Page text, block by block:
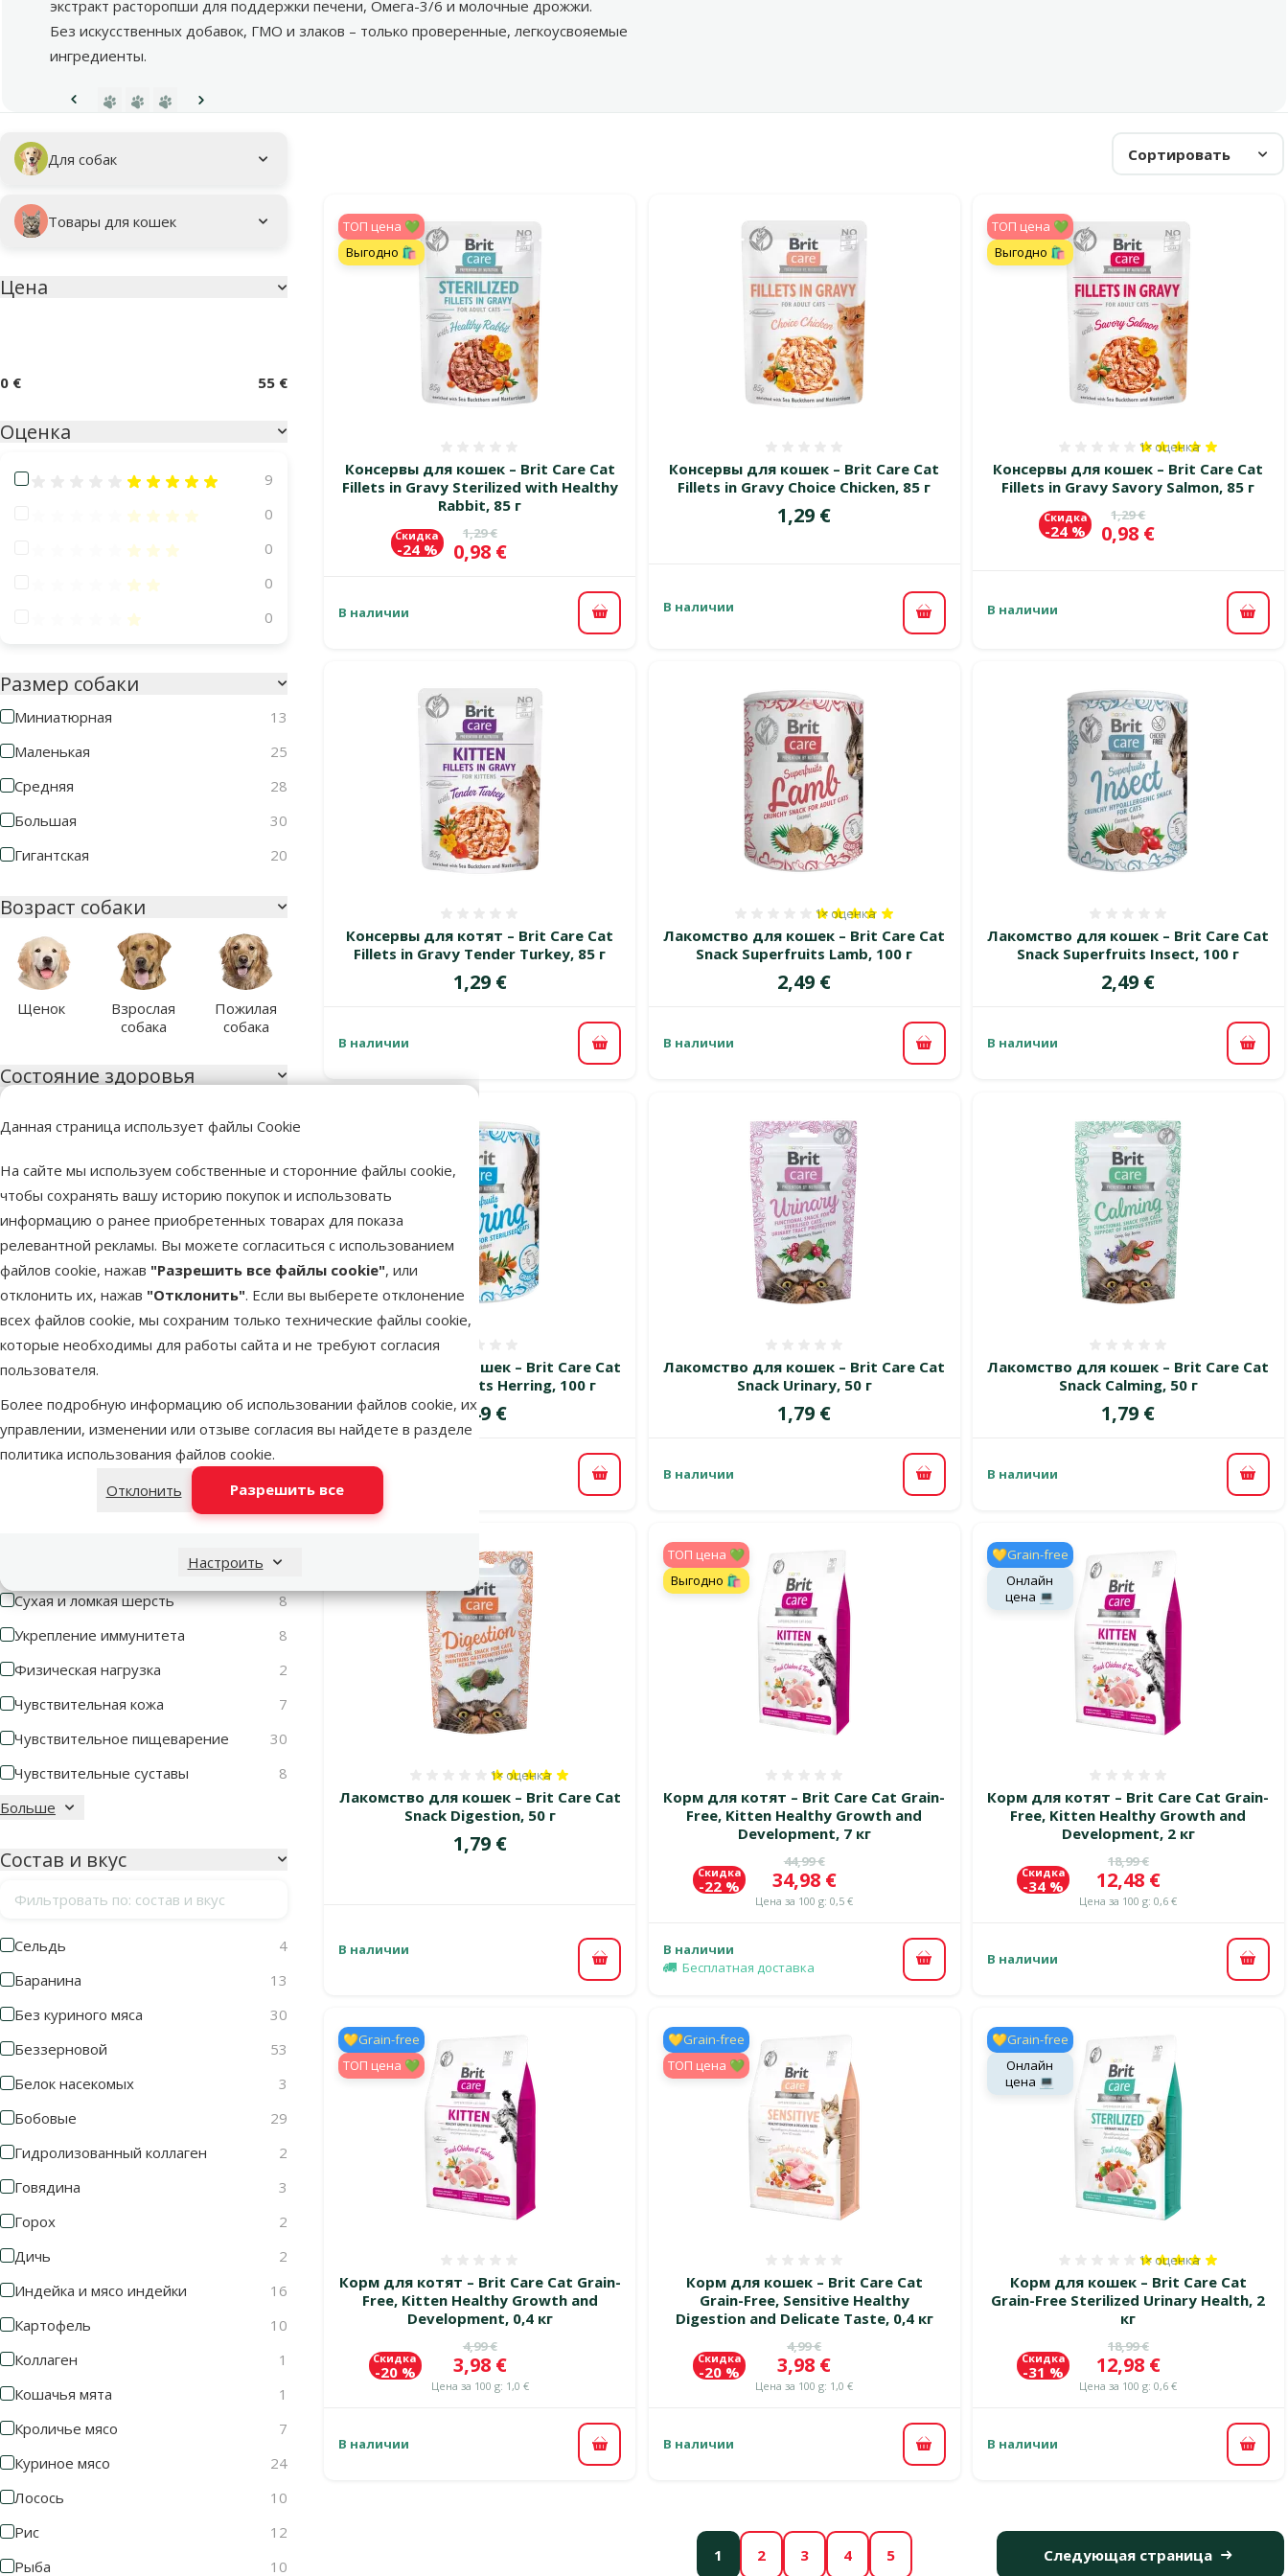
Данная страница использует файлы Cookie
На сайте мы используем собственные и сторонние файлы cookie,
чтобы сохранять вашу историю покупок и использовать
информацию о ранее приобретенных товарах для показа
релевантной рекламы. Вы можете согласиться с использованием
файлов cookie, нажав "Разрешить все файлы cookie", или
отклонить их, нажав "Отклонить". Если вы выберете отклонение
всех файлов cookie, мы сохраним только технические файлы cookie,
которые необходимы для работы сайта и не требуют согласия
пользователя.
Более подробную информацию об использовании файлов cookie, их
управлении, изменении или отзыве согласия вы найдете в разделе
политика использования файлов cookie.
Отклонить
Разрешить все
Настроить
экстракт расторопши для поддержки печени, Омега-3/6 и молочные дрожжи.
Без искусственных добавок, ГМО и злаков – только проверенные, легкоусвояемые
ингредиенты.
Предыдущая страницаСледующая страница
Подкатегория
Для собак
Товары для кошек
Параметрический фильтр
Цена
0 € 55 €
Оценка
Оценка 100%
9
Оценка 80%
0
Оценка 60%
0
Оценка 40%
0
Оценка 20%
0
Размер собаки
Миниатюрная
13
Маленькая
25
Средняя
28
Большая
30
Гигантская
20
Возраст собаки
Щенок
Взрослая
собака
Пожилая
собака
Состояние здоровья
Аллергия
Без проблем со здоровьем
55
Выпадание шерсти
3
Замедление старения
2
Клубки шерсти в кишечнике
4
Контроль веса
Поддержка пищеварения
Профилактика мочекаменной
болезни
14
Раздраженная кожа
3
Стерилизация
11
1
Сухая и ломкая шерсть
8
Укрепление иммунитета
8
Физическая нагрузка
2
Чувствительная кожа
7
Чувствительное пищеварение
30
Чувствительные суставы
8
Больше
Состав и вкус
Фильтровать по: состав и вкус
Cельдь
4
Баранина
13
Без куриного мяса
30
Беззерновой
53
Белок насекомых
3
Бобовые
29
Гидролизованный коллаген
2
Говядина
3
Горох
2
Дичь
2
Индейка и мясо индейки
16
Картофель
10
Коллаген
1
Кошачья мята
1
Кроличье мясо
7
Куриное мясо
24
Лосось
10
Рис
12
Рыба
10
Сортировать
Консервы для кошек – Brit Care Cat
Fillets in Gravy Sterilized with Healthy
Rabbit, 85 г
Исходная цена
1,29 €
Цена
0,98 €
Скидка
-24 %
TOП цена 💚
Выгодно 🛍️
В наличии В корзину
Консервы для кошек – Brit Care Cat
Fillets in Gravy Choice Chicken, 85 г
Цена
1,29 €
В наличии
В корзину
Консервы для кошек – Brit Care Cat
Fillets in Gravy Savory Salmon, 85 г
Оценка 100%,
1× оценка
Исходная цена
1,29 €
Цена
0,98 €
Скидка
-24 %
TOП цена 💚
Выгодно 🛍️
В наличии
В
Консервы для котят – Brit Care Cat
Fillets in Gravy Tender Turkey, 85 г
Цена
1,29 €
В наличии В корзину
Лакомство для кошек – Brit Care Cat
Snack Superfruits Lamb, 100 г
Оценка 100%, количество оценок: 1
1× оценка
Цена
2,49 €
В наличии В корзину
Лакомство для кошек – Brit Care Cat
Snack Superfruits Insect, 100 г
Цена
2,49 €
В наличии В
Лакомство для кошек – Brit Care Cat
Snack Superfruits Herring, 100 г
Цена
2,49 €
В наличии В корзину
Лакомствo для кошек – Brit Care Cat
Snack Urinary, 50 г
Цена
1,79 €
В наличии В корзину
Лакомство для кошек – Brit Care Cat
Snack Calming, 50 г
Цена
1,79 €
В наличии В
Лакомство для кошек – Brit Care Cat
Snack Digestion, 50 г
Оценка 100%, количество оценок: 1
1× оценка
Цена
1,79 €
В наличии
В корзину
Корм для котят – Brit Care Cat Grain-
Free, Kitten Healthy Growth and
Development, 7 кг
Исходная цена
44,99 €
Цена
34,98 €
Цена за 100 g: 0,5 €
Скидка
-22 %
TOП цена 💚
Выгодно 🛍️
В наличии
Бесплатная доставка
В корзину
Корм для котят – Brit Care Cat Grain-
Free, Kitten Healthy Growth and
Development, 2 кг
Исходная цена
18,99 €
Цена
12,48 €
Цена за 100 g: 0,6 €
Скидка
-34 %
💛Grain-free
Онлайн
цена 💻
В наличии В
Корм для котят – Brit Care Cat Grain-
Free, Kitten Healthy Growth and
Development, 0,4 кг
Исходная цена
4,99 €
Цена
3,98 €
Цена за 100 g: 1,0 €
Скидка
-20 %
💛Grain-free
TOП цена 💚
В наличии В корзину
Корм для кошек – Brit Care Cat
Grain-Free, Sensitive Healthy
Digestion and Delicate Taste, 0,4 кг
Исходная цена
4,99 €
Цена
3,98 €
Цена за 100 g: 1,0 €
Скидка
-20 %
💛Grain-free
TOП цена 💚
В наличии В корзину
Корм для кошек – Brit Care Cat
Grain-Free Sterilized Urinary Health, 2
кг
Оценка 100%,
1× оценка
Исходная цена
18,99 €
Цена
12,98 €
Цена за 100 g: 0,6 €
Скидка
-31 %
💛Grain-free
Онлайн
цена 💻
В наличии В
1 2 3 4 5 Следующая страница